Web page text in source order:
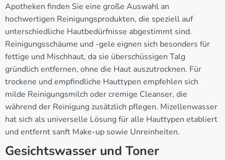
Apotheken finden Sie eine große Auswahl an
hochwertigen Reinigungsprodukten, die speziell auf
unterschiedliche Hautbedürfnisse abgestimmt sind.
Reinigungsschäume und -gele eignen sich besonders für
fettige und Mischhaut, da sie überschüssigen Talg
gründlich entfernen, ohne die Haut auszutrocknen. Für
trockene und empfindliche Hauttypen empfehlen sich
milde Reinigungsmilch oder cremige Cleanser, die
während der Reinigung zusätzlich pflegen. Mizellenwasser
hat sich als universelle Lösung für alle Hauttypen etabliert
und entfernt sanft Make-up sowie Unreinheiten.
Gesichtswasser und Toner